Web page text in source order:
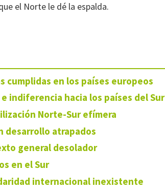
el Norte le dé la espalda.
cumplidas en los países europeos
e indiferencia hacia los países del Sur
Norte-Sur efímera
desarrollo atrapados
general desolador
en el Sur
internacional inexistente